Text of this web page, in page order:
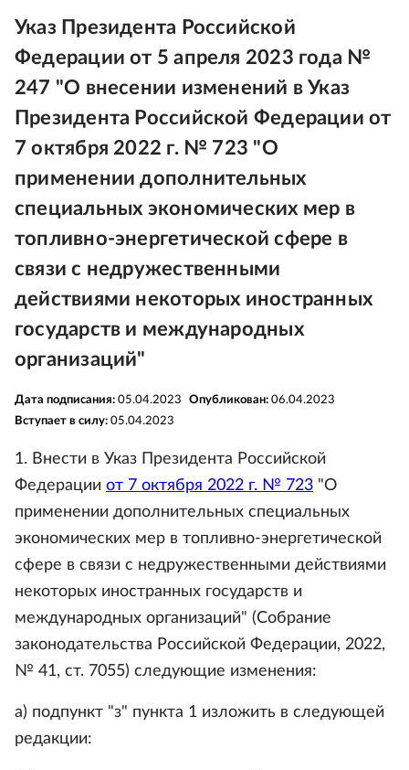
Указ Президента Российской
Федерации от 5 апреля 2023 года №
247 "О внесении изменений в Указ
Президента Российской Федерации от
7 октября 2022 г. № 723 "О
применении дополнительных
специальных экономических мер в
топливно-энергетической сфере в
связи с недружественными
действиями некоторых иностранных
государств и международных
организаций"
Дата подписания: 05.04.2023 Опубликован: 06.04.2023
Вступает в силу: 05.04.2023
1. Внести в Указ Президента Российской
Федерации от 7 октября 2022 г. № 723 "О
применении дополнительных специальных
экономических мер в топливно-энергетической
сфере в связи с недружественными действиями
некоторых иностранных государств и
международных организаций" (Собрание
законодательства Российской Федерации, 2022,
№ 41, ст. 7055) следующие изменения:
а) подпункт "з" пункта 1 изложить в следующей
редакции: